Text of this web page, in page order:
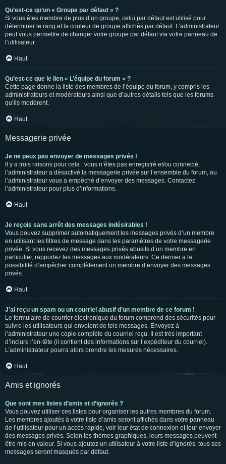
Qu’est-ce qu’un « Groupe par défaut » ?
Si vous êtes membre de plus d’un groupe, celui par défaut est utilisé pour
déterminer le rang et la couleur de groupe affichés par défaut. L’administrateur
peut vous permettre de changer votre groupe par défaut via votre panneau de
l’utilisateur.
Haut
Qu’est-ce que le lien « L’équipe du forum » ?
Cette page donne la liste des membres de l’équipe du forum, y compris les
administrateurs et modérateurs ainsi que d’autres détails tels que les forums
qu’ils modèrent.
Haut
Messagerie privée
Je ne peux pas envoyer de messages privés !
Il y a trois raisons pour cela : vous n’êtes pas enregistré et/ou connecté,
l’administrateur a désactivé la messagerie privée sur l’ensemble du forum, ou
l’administrateur vous a empêché d’envoyer des messages. Contactez
l’administrateur pour plus d’informations.
Haut
Je reçois sans arrêt des messages indésirables !
Vous pouvez supprimer automatiquement les messages privés d’un membre
en utilisant les filtres de message dans les paramètres de votre messagerie
privée. Si vous recevez des messages privés abusifs d’un membre en
particulier, rapportez les messages aux modérateurs. Ce dernier a la
possibilité d’empêcher complètement un membre d’envoyer des messages
privés.
Haut
J’ai reçu un spam ou un courriel abusif d’un membre de ce forum !
Le formulaire de courrier électronique du forum comprend des sécurités pour
suivre les utilisateurs qui envoient de tels messages. Envoyez à
l’administrateur une copie complète du courriel reçu. Il est très important
d’inclure l’en-tête (il contient des informations sur l’expéditeur du courriel).
L’administrateur pourra alors prendre les mesures nécessaires.
Haut
Amis et ignorés
Que sont mes listes d’amis et d’ignorés ?
Vous pouvez utiliser ces listes pour organiser les autres membres du forum.
Les membres ajoutés à votre liste d’amis seront affichés dans votre panneau
de l’utilisateur pour un accès rapide, voir leur état de connexion et leur envoyer
des messages privés. Selon les thèmes graphiques, leurs messages peuvent
être mis en valeur. Si vous ajoutez un utilisateur à votre liste d’ignorés, tous ses
messages seront masqués par défaut.